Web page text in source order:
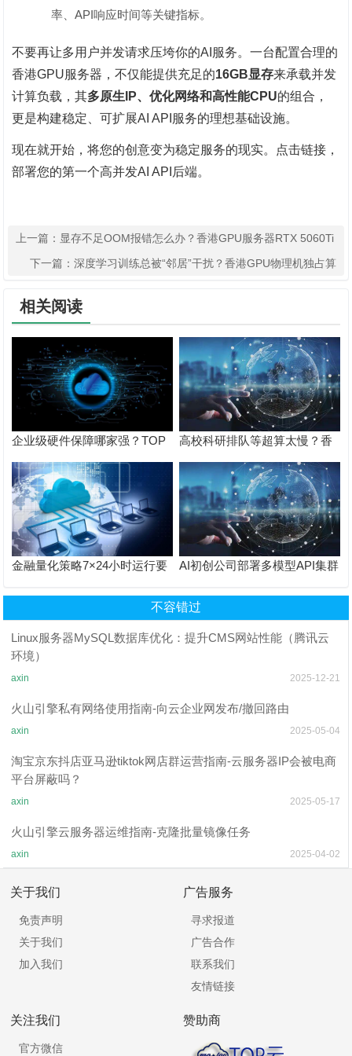
率、API响应时间等关键指标。
不要再让多用户并发请求压垮你的AI服务。一台配置合理的
香港GPU服务器，不仅能提供充足的‌16GB显存‌来承载并发
计算负载，其‌多原生IP、优化网络和高性能CPU‌的组合，
更是构建稳定、可扩展AI API服务的理想基础设施。
现在就开始，将您的创意变为稳定服务的现实。点击链接，
部署您的第一个高并发AI API后端。
上一篇： 显存不足OOM报错怎么办？香港GPU服务器RTX 5060Ti
16G，告别模型加载失败
下一篇： 深度学习训练总被“邻居”干扰？香港GPU物理机独占算
相关阅读
企业级硬件保障哪家强？TOP
云香港GPU服务器4小时响应
+8小时更换SLA
高校科研排队等超算太慢？香
港GPU服务器独占物理机，论
文实验周期缩短60%
金融量化策略7×24小时运行要
路E5+RAID1，连续180天无停
机
AI初创公司部署多模型API集群
5060Ti，40核80线程
不容错过
Linux服务器MySQL数据库优化：提升CMS网站性能（腾讯云
环境）
axin 2025-12-21
火山引擎私有网络使用指南-向云企业网发布/撤回路由
axin 2025-05-04
淘宝京东抖店亚马逊tiktok网店群运营指南-云服务器IP会被电商
平台屏蔽吗？
axin 2025-05-17
火山引擎云服务器运维指南-克隆批量镜像任务
axin 2025-04-02
关于我们
免责声明
关于我们
加入我们
广告服务
寻求报道
广告合作
联系我们
友情链接
关注我们
官方微信
赞助商